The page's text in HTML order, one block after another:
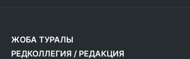
ЖОБА ТУРАЛЫ
РЕДКОЛЛЕГИЯ / РЕДАКЦИЯ